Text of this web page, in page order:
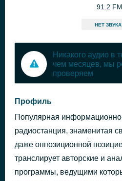
91.2 FM
HЕТ
Никакого аудио в
чем месяцев, мы
проверяем
Профиль
Популярная
радиостанция, знаменитая
даже оппозиционной
транслирует авторские и
программы, ведущими